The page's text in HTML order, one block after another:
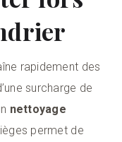
rapidement des
surcharge de
nettoyage
permet de